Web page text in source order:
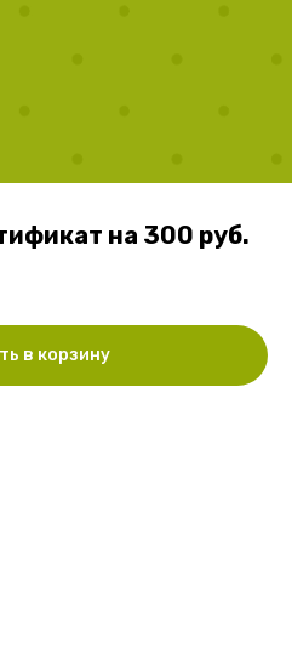
на 300 руб.
в корзину